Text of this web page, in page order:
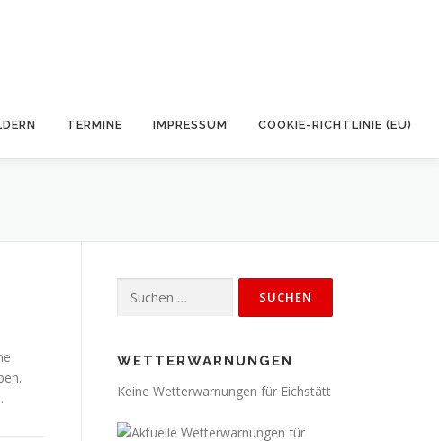
TERMINE IMPRESSUM COOKIE-RICHTLINIE (EU)
nach:
WETTERWARNUNGEN
Keine Wetterwarnungen für Eichstätt